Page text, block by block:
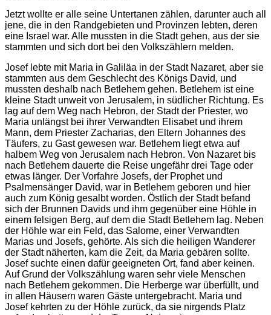
Jetzt wollte er alle seine Untertanen zählen, darunter auch all
jene, die in den Randgebieten und Provinzen lebten, deren
eine Israel war. Alle mussten in die Stadt gehen, aus der sie
stammten und sich dort bei den Volkszählern melden.
Josef lebte mit Maria in Galiläa in der Stadt Nazaret, aber sie
stammten aus dem Geschlecht des Königs David, und
mussten deshalb nach Betlehem gehen. Betlehem ist eine
kleine Stadt unweit von Jerusalem, in südlicher Richtung. Es
lag auf dem Weg nach Hebron, der Stadt der Priester, wo
Maria unlängst bei ihrer Verwandten Elisabet und ihrem
Mann, dem Priester Zacharias, den Eltern Johannes des
Täufers, zu Gast gewesen war. Betlehem liegt etwa auf
halbem Weg von Jerusalem nach Hebron. Von Nazaret bis
nach Betlehem dauerte die Reise ungefähr drei Tage oder
etwas länger. Der Vorfahre Josefs, der Prophet und
Psalmensänger David, war in Betlehem geboren und hier
auch zum König gesalbt worden. Östlich der Stadt befand
sich der Brunnen Davids und ihm gegenüber eine Höhle in
einem felsigen Berg, auf dem die Stadt Betlehem lag. Neben
der Höhle war ein Feld, das Salome, einer Verwandten
Marias und Josefs, gehörte. Als sich die heiligen Wanderer
der Stadt näherten, kam die Zeit, da Maria gebären sollte.
Josef suchte einen dafür geeigneten Ort, fand aber keinen.
Auf Grund der Volkszählung waren sehr viele Menschen
nach Betlehem gekommen. Die Herberge war überfüllt, und
in allen Häusern waren Gäste untergebracht. Maria und
Josef kehrten zu der Höhle zurück, da sie nirgends Platz